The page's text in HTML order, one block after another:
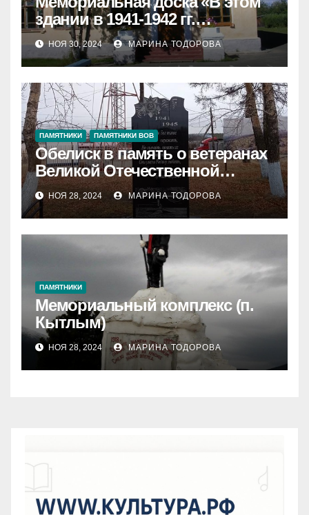
здании в 1941-1942 гг.
находился эвакуационный
госпиталь»
НОЯ 30, 2024 МАРИНА ТОДОРОВА
ПАМЯТНИКИ ПАМЯТНИКИ ВОВ
Обелиск в память о ветеранах
Великой Отечественной
войны, тружениках тыла,
трудармейцах.
НОЯ 28, 2024 МАРИНА ТОДОРОВА
ПАМЯТНИКИ
Мемориальный комплекс (п.
Кытлым)
НОЯ 28, 2024 МАРИНА ТОДОРОВА